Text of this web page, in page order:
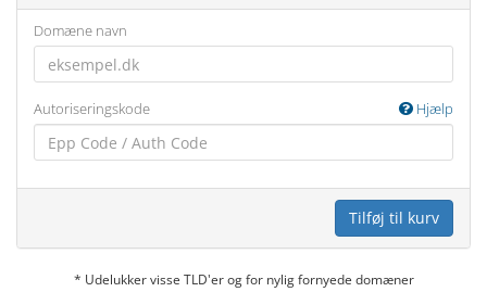
Domæne navn
Autoriseringskode Hjælp
Tilføj til kurv
* Udelukker visse TLD'er og for nylig fornyede domæner